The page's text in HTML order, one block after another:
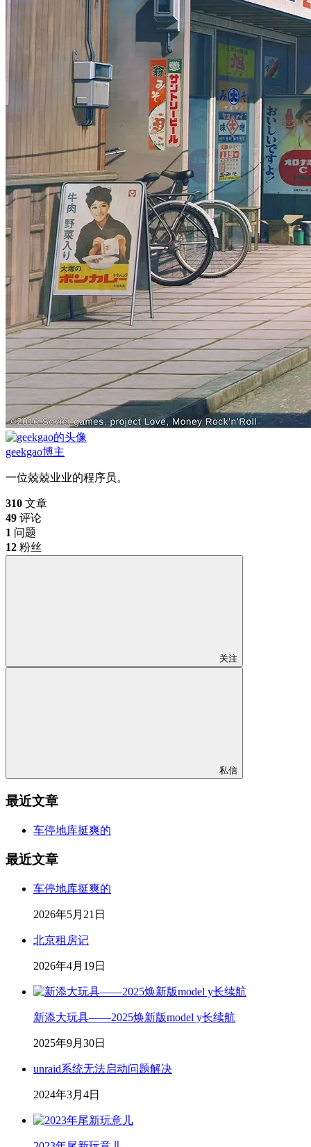
geekgao博主
一位兢兢业业的程序员。
310 文章
49 评论
1 问题
12 粉丝
关注
私信
最近文章
车停地库挺爽的
最近文章
车停地库挺爽的
2026年5月21日
北京租房记
2026年4月19日
新添大玩具——2025焕新版model y长续航
2025年9月30日
unraid系统无法启动问题解决
2024年3月4日